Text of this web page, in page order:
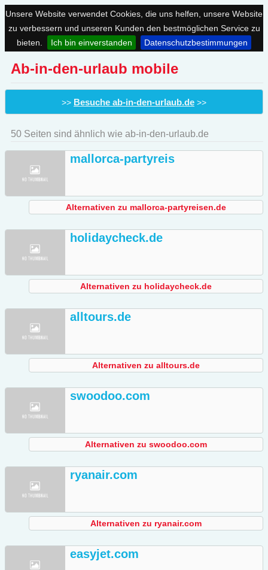
Unsere Website verwendet Cookies, die uns helfen, unsere Website
zu verbessern und unseren Kunden den bestmöglichen Service zu
bieten.
Ich bin einverstanden Datenschutzbestimmungen
Ab-in-den-urlaub mobile
>> Besuche ab-in-den-urlaub.de >>
50 Seiten sind ähnlich wie ab-in-den-urlaub.de
mallorca-partyreis
Alternativen zu mallorca-partyreisen.de
holidaycheck.de
Alternativen zu holidaycheck.de
alltours.de
Alternativen zu alltours.de
swoodoo.com
Alternativen zu swoodoo.com
ryanair.com
Alternativen zu ryanair.com
easyjet.com